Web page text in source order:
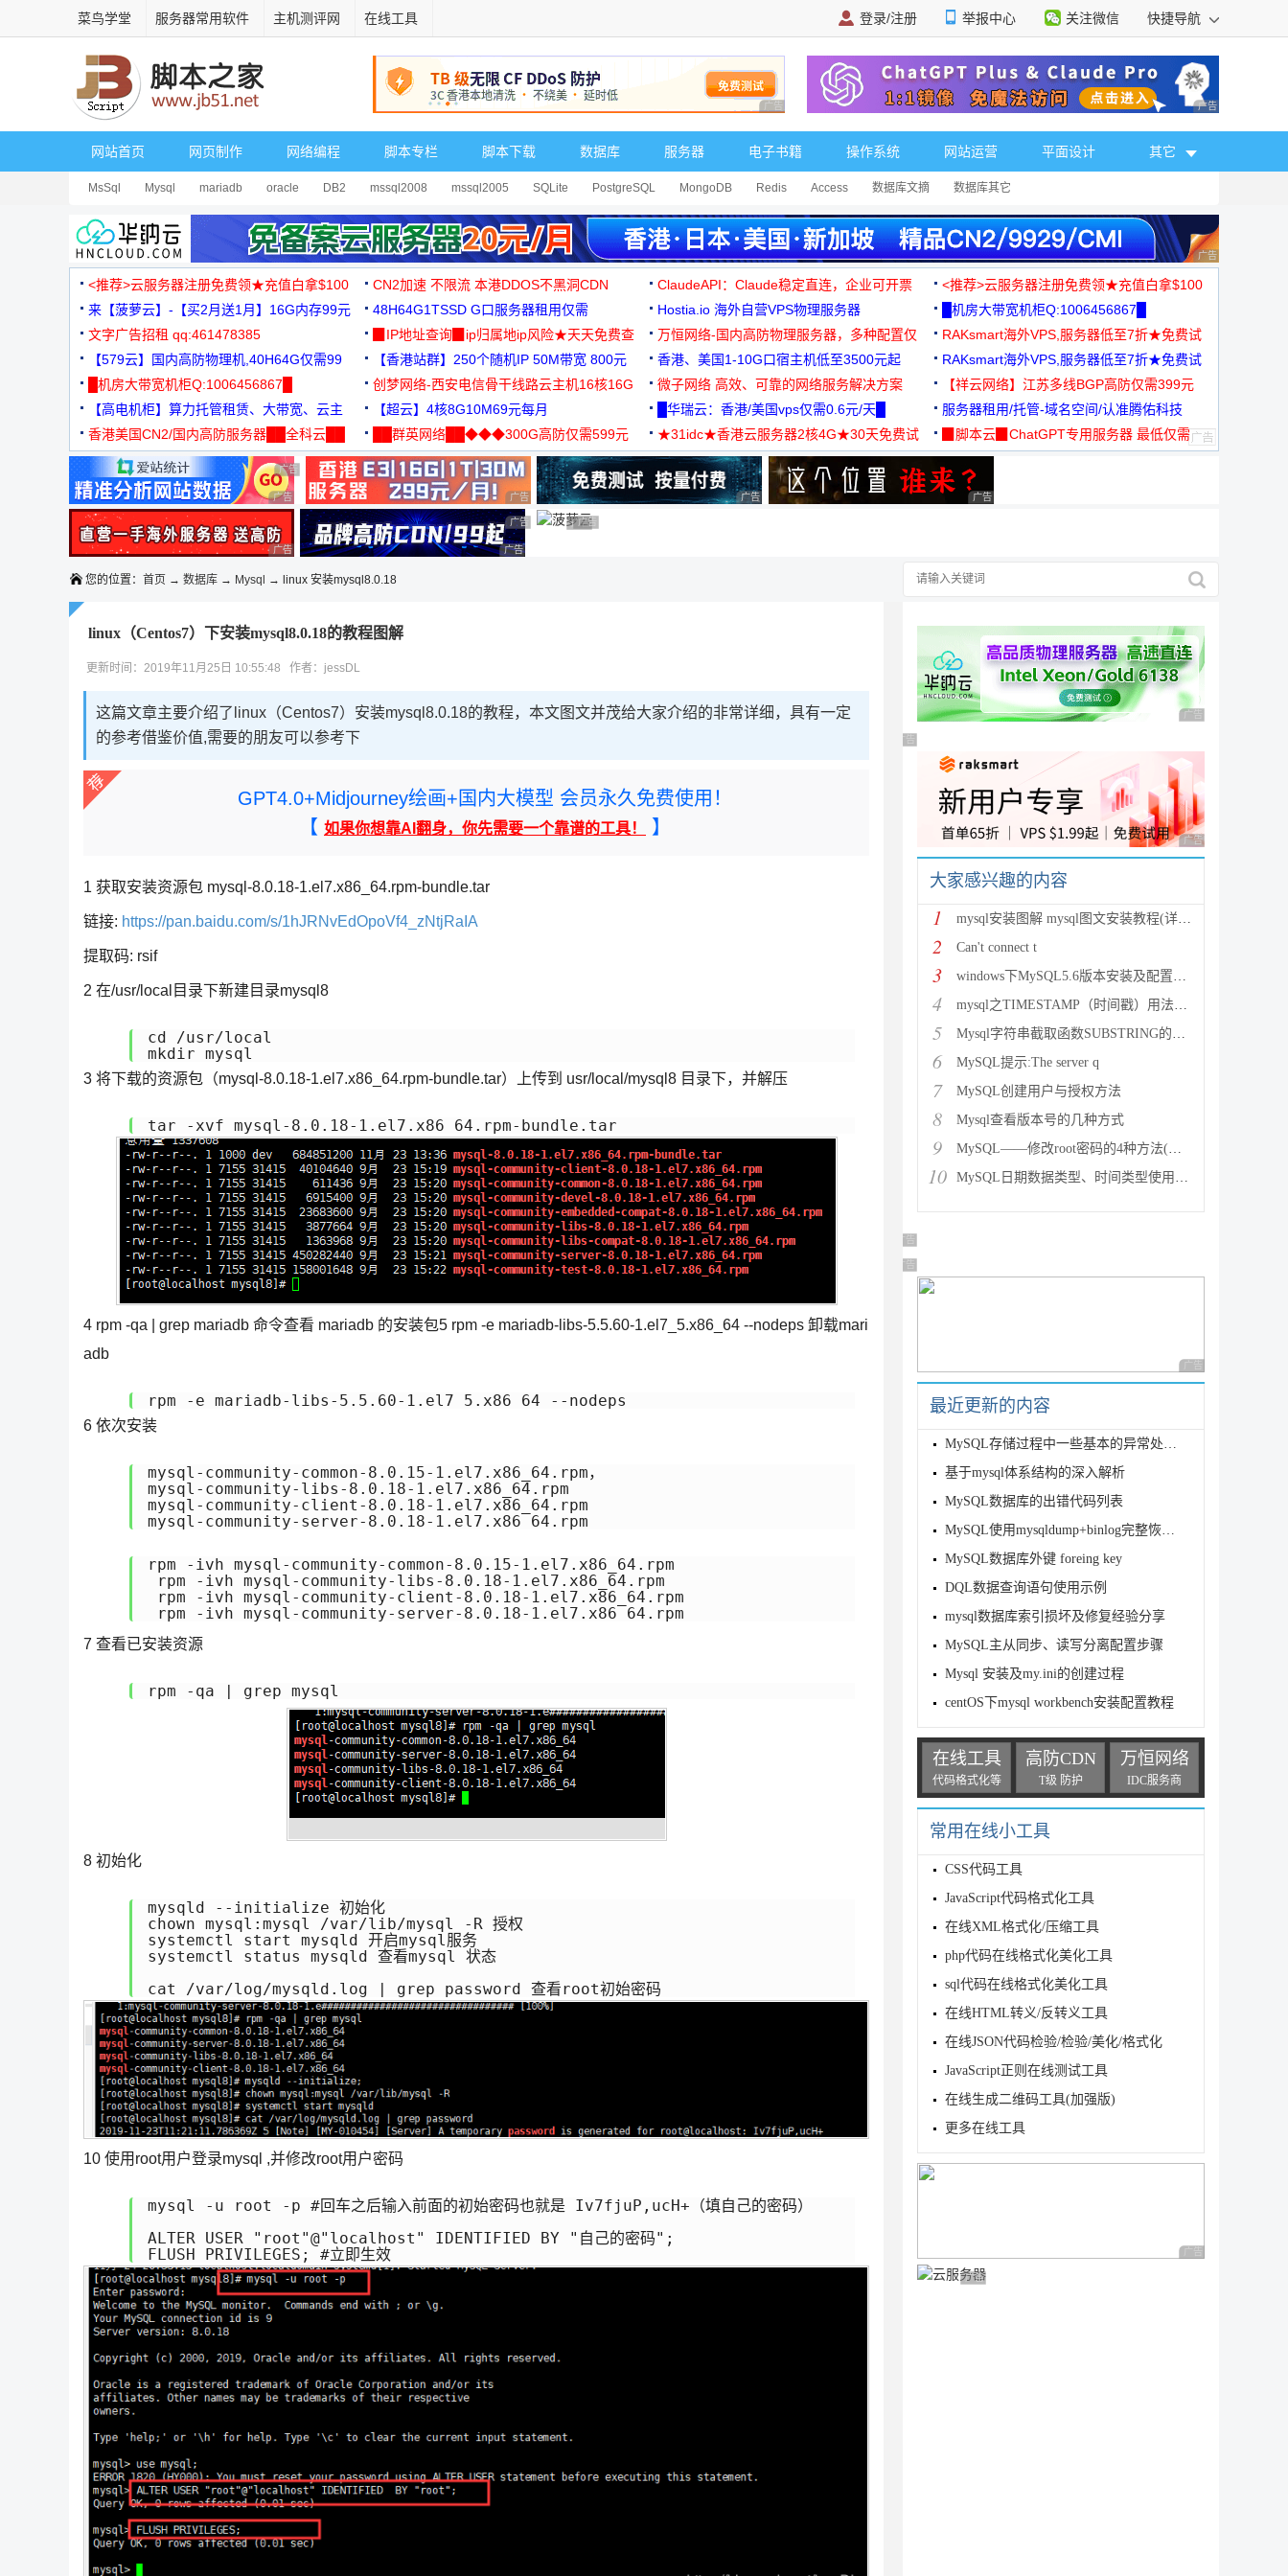
菜鸟学堂 服务器常用软件 主机测评网 在线工具 登录/注册 举报中心 关注微信 快捷导航
广告 商业广告，理性选择 广告 商业广告，理
网站首页 网页制作 网络编程 脚本专栏 脚本下载 数据库 服务器 电子书籍 操作系统 网站运营 平面设计 其它
MsSql Mysql mariadb oracle DB2 mssql2008 mssql2005 SQLite PostgreSQL MongoDB Redis Access 数据库文摘 数据库其它
广告 商业广告，理
<推荐>云服务器注册免费领★充值白拿$100 CN2加速 不限流 本港DDOS不黑洞CDN ClaudeAPI：Claude稳定直连，企业可开票
<推荐>云服务器注册免费领★充值白拿$100
来【菠萝云】-【买2月送1月】16G内存99元
48H64G1TSSD G口服务器租用仅需
3000+可免费测试
Hostia.io 海外自营VPS物理服务器
█机房大带宽机柜Q:1006456867█
文字广告招租 qq:461478385
▉IP地址查询▉ip归属地ip风险★天天免费查
万恒网络-国内高防物理服务器，多种配置仅
99元/月起
RAKsmart海外VPS,服务器低至7折★免费试
用★
【579云】国内高防物理机,40H64G仅需99
元
【香港站群】250个随机IP 50M带宽 800元 香港、美国1-10G口宿主机低至3500元起
RAKsmart海外VPS,服务器低至7折★免费试
用★
█机房大带宽机柜Q:1006456867█
创梦网络-西安电信骨干线路云主机16核16G
88元/月
微子网络 高效、可靠的网络服务解决方案
【祥云网络】江苏多线BGP高防仅需399元
【高电机柜】算力托管租赁、大带宽、云主
机
【超云】4核8G10M69元每月 █华瑞云：香港/美国vps仅需0.6元/天█
服务器租用/托管-域名空间/认准腾佑科技
香港美国CN2/国内高防服务器██全科云██
██群英网络██◆◆◆300G高防仅需599元
◆◆◆
★31idc★香港云服务器2核4G★30天免费试
用◆
▉脚本云▉ChatGPT专用服务器 最低仅需
19元/月
广告 商业广告，理性选择
广告 商业广告，理性选择
广告 商业广告，理性选择 广告 商业广告，理性选择 广告 商业广告，理性选择
广告 商业广告，理性选择 广告 商业广告，理性选择
广告 商业广告，理性选择广告 商业广告，理性选择
广告 商业广告，理性选择
您的位置： 首页 → 数据库 → Mysql → linux 安装mysql8.0.18
linux（Centos7）下安装mysql8.0.18的教程图解
更新时间：2019年11月25日 10:55:48 作者：jessDL
这篇文章主要介绍了linux（Centos7）安装mysql8.0.18的教程，本文图文并茂给大家介绍的非常详细，具有一定
的参考借鉴价值,需要的朋友可以参考下
GPT4.0+Midjourney绘画+国内大模型 会员永久免费使用！
【 如果你想靠AI翻身，你先需要一个靠谱的工具！ 】
1 获取安装资源包 mysql-8.0.18-1.el7.x86_64.rpm-bundle.tar
链接: https://pan.baidu.com/s/1hJRNvEdOpoVf4_zNtjRaIA
提取码: rsif
2 在/usr/local目录下新建目录mysql8
cd /usr/local
mkdir mysql
3 将下载的资源包（mysql-8.0.18-1.el7.x86_64.rpm-bundle.tar）上传到 usr/local/mysql8 目录下，并解压
tar -xvf mysql-8.0.18-1.el7.x86_64.rpm-bundle.tar
4 rpm -qa | grep mariadb 命令查看 mariadb 的安装包5 rpm -e mariadb-libs-5.5.60-1.el7_5.x86_64 --nodeps 卸载mari
adb
rpm -e mariadb-libs-5.5.60-1.el7_5.x86_64 --nodeps
6 依次安装
mysql-community-common-8.0.15-1.el7.x86_64.rpm，
mysql-community-libs-8.0.18-1.el7.x86_64.rpm
mysql-community-client-8.0.18-1.el7.x86_64.rpm
mysql-community-server-8.0.18-1.el7.x86_64.rpm
rpm -ivh mysql-community-common-8.0.15-1.el7.x86_64.rpm
rpm -ivh mysql-community-libs-8.0.18-1.el7.x86_64.rpm
rpm -ivh mysql-community-client-8.0.18-1.el7.x86_64.rpm
rpm -ivh mysql-community-server-8.0.18-1.el7.x86_64.rpm
7 查看已安装资源
rpm -qa | grep mysql
8 初始化
mysqld --initialize 初始化
chown mysql:mysql /var/lib/mysql -R 授权
systemctl start mysqld 开启mysql服务
systemctl status mysqld 查看mysql 状态
cat /var/log/mysqld.log | grep password 查看root初始密码
10 使用root用户登录mysql ,并修改root用户密码
mysql -u root -p #回车之后输入前面的初始密码也就是 Iv7fjuP,ucH+（填自己的密码）
ALTER USER "root"@"localhost" IDENTIFIED BY "自己的密码";
FLUSH PRIVILEGES; #立即生效
广告 商业广告，理性
广告 商业广告，理性选择
广告 商业广告，理性
大家感兴趣的内容
1 mysql安装图解 mysql图文安装教程(详细说明)
2 Can't connect t
3 windows下MySQL5.6版本安装及配置过程附有截图和
4 mysql之TIMESTAMP（时间戳）用法详解
5 Mysql字符串截取函数SUBSTRING的用法说明
6 MySQL提示:The server q
7 MySQL创建用户与授权方法
8 Mysql查看版本号的几种方式
9 MySQL——修改root密码的4种方法(以windows为
10 MySQL日期数据类型、时间类型使用总结
广告 商业广告，理性选择
广告 商业广告，理性选择
广告 商业广告，理性
最近更新的内容
MySQL存储过程中一些基本的异常处理教程
基于mysql体系结构的深入解析
MySQL数据库的出错代码列表
MySQL使用mysqldump+binlog完整恢复被删除的数据库原理解析
MySQL数据库外键 foreing key
DQL数据查询语句使用示例
mysql数据库索引损坏及修复经验分享
MySQL主从同步、读写分离配置步骤
Mysql 安装及my.ini的创建过程
centOS下mysql workbench安装配置教程
在线工具
代码格式化等
高防CDN
T级 防护
万恒网络
IDC服务商
常用在线小工具
CSS代码工具
JavaScript代码格式化工具
在线XML格式化/压缩工具
php代码在线格式化美化工具
sql代码在线格式化美化工具
在线HTML转义/反转义工具
在线JSON代码检验/检验/美化/格式化
JavaScript正则在线测试工具
在线生成二维码工具(加强版)
更多在线工具
广告 商业广告，理性
广告 商业广告，理性选择